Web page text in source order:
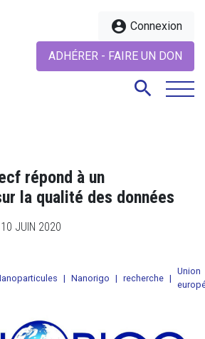
account_circle Connexion
ADHÉRER - FAIRE UN DON
search
répond à un
la qualité des données
10 JUIN 2020
| Nanorigo | recherche |
Union